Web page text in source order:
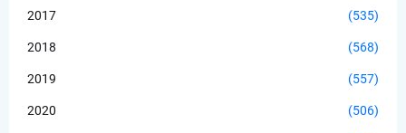
2017 (535)
2018 (568)
2019 (557)
2020 (506)